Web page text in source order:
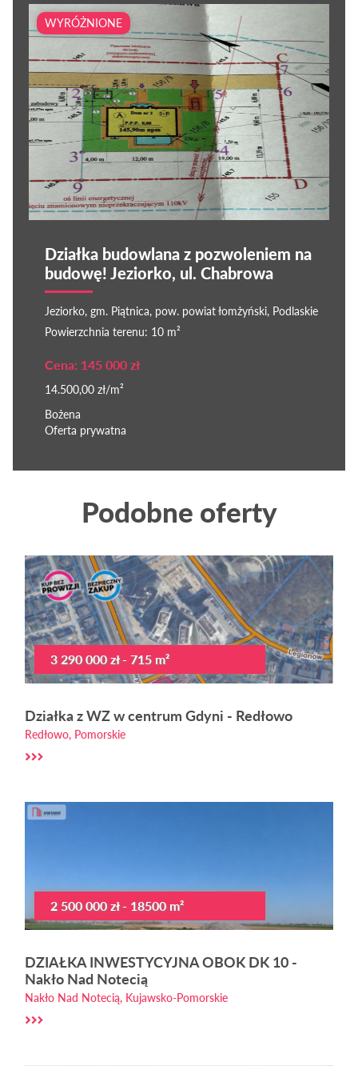
WYRÓŻNIONE
Działka budowlana z pozwoleniem na
budowę! Jeziorko, ul. Chabrowa
Jeziorko, gm. Piątnica, pow. powiat łomżyński, Podlaskie
Powierzchnia terenu: 10 m²
Cena: 145 000 zł
14.500,00 zł/m²
Bożena
Oferta prywatna
Podobne oferty
3 290 000 zł - 715 m²
Działka z WZ w centrum Gdyni - Redłowo
Redłowo, Pomorskie
2 500 000 zł - 18500 m²
DZIAŁKA INWESTYCYJNA OBOK DK 10 -
Nakło Nad Notecią
Nakło Nad Notecią, Kujawsko-Pomorskie